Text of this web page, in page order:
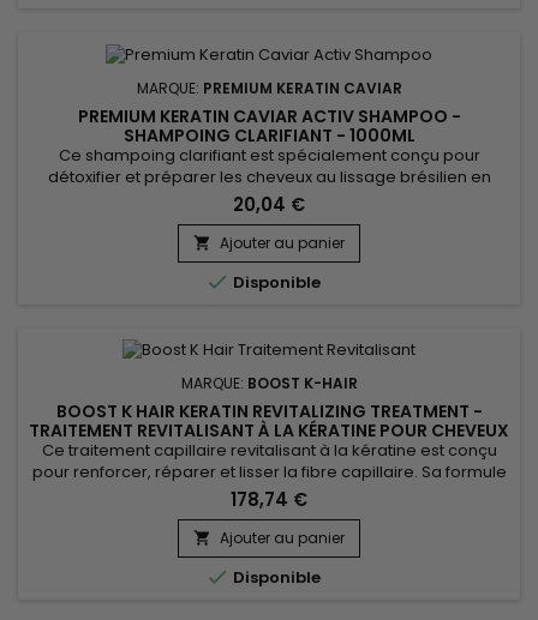
MARQUE: PREMIUM KERATIN CAVIAR
PREMIUM KERATIN CAVIAR ACTIV SHAMPOO -
SHAMPOING CLARIFIANT - 1000ML
Ce shampoing clarifiant est spécialement conçu pour
détoxifier et préparer les cheveux au lissage brésilien en
éliminant les impuretés et les résidus de produits tout en
offrant un nettoyage en profondeur. Le Premium Keratin
Caviar Activ Shampoo utilise une combinaison d'ingrédients
naturels tels que l'extrait de cacao, l'huile de coton et l'extrait
de...
20,04 €
 Ajouter au panier
 Disponible
MARQUE: BOOST K-HAIR
BOOST K HAIR KERATIN REVITALIZING TREATMENT -
TRAITEMENT REVITALISANT À LA KÉRATINE POUR CHEVEUX
FORTIFIÉS ET BRILLANTS - 1000ML
Ce traitement capillaire revitalisant à la kératine est conçu
pour renforcer, réparer et lisser la fibre capillaire. Sa formule
associe la kératine, protéine essentielle du cheveu, à
l’Astrocaryum Murumuru Fruit Extract, reconnu pour ses
propriétés nourrissantes. Cette synergie aide à restaurer la
structure capillaire, améliorer la résistance des...
178,74 €
 Ajouter au panier
 Disponible